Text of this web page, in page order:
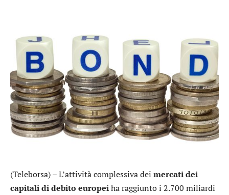
(Teleborsa) – L’attività complessiva dei mercati dei
capitali di debito europeiha raggiunto i 2.700 miliardi